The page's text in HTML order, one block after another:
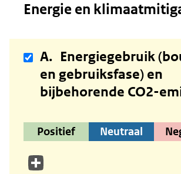
Energie en
A. Energiegebruik
en gebruiksfase) en
bijbehorende CO2-
Positief Neutraal